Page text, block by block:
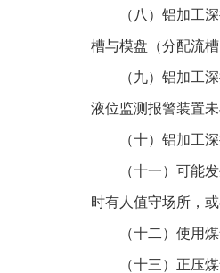
（八）铝加工
槽与模盘（分配流
（九）铝加工
液位监测报警装置
（十）铝加工
（十一）可能
时有人值守场所，
（十二）使用
（十三）正压